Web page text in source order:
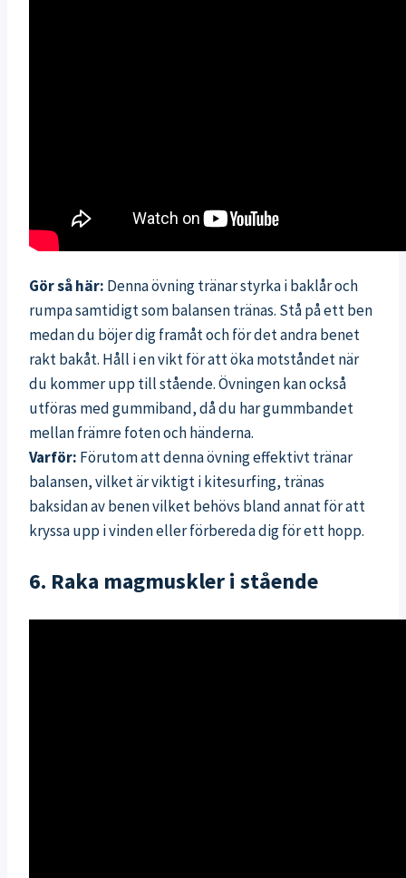
Gör så här: Denna övning tränar styrka i baklår och
rumpa samtidigt som balansen tränas. Stå på ett ben
medan du böjer dig framåt och för det andra benet
rakt bakåt. Håll i en vikt för att öka motståndet när
du kommer upp till stående. Övningen kan också
utföras med gummiband, då du har gummbandet
mellan främre foten och händerna.
Varför: Förutom att denna övning effektivt tränar
balansen, vilket är viktigt i kitesurfing, tränas
baksidan av benen vilket behövs bland annat för att
kryssa upp i vinden eller förbereda dig för ett hopp.
6. Raka magmuskler i stående